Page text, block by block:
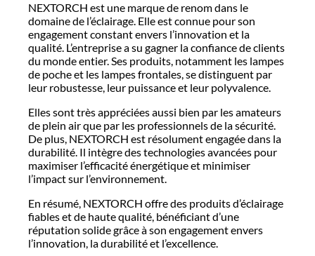
NEXTORCH est une marque de renom dans le
domaine de l’éclairage. Elle est connue pour son
engagement constant envers l’innovation et la
qualité. L’entreprise a su gagner la confiance de clients
du monde entier. Ses produits, notamment les lampes
de poche et les lampes frontales, se distinguent par
leur robustesse, leur puissance et leur polyvalence.
Elles sont très appréciées aussi bien par les amateurs
de plein air que par les professionnels de la sécurité.
De plus, NEXTORCH est résolument engagée dans la
durabilité. Il intègre des technologies avancées pour
maximiser l’efficacité énergétique et minimiser
l’impact sur l’environnement.
En résumé, NEXTORCH offre des produits d’éclairage
fiables et de haute qualité, bénéficiant d’une
réputation solide grâce à son engagement envers
l’innovation, la durabilité et l’excellence.